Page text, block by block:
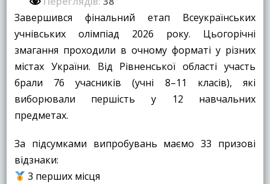
Завершився фінальний етап Всеукраїнських
учнівських олімпіад 2026 року. Цьогорічні
змагання проходили в очному форматі у різних
містах України. Від Рівненської області участь
брали 76 учасників (учні 8–11 класів), які
виборювали першість у 12 навчальних
предметах.
За підсумками випробувань маємо 33 призові
відзнаки:
3 перших місця